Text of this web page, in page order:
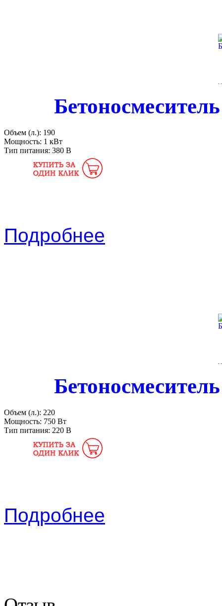
Объем (л.): 190
Мощность: 1 кВт
Тип питания: 380 В
Подробнее
Объем (л.): 220
Мощность: 750 Вт
Тип питания: 220 В
Подробнее